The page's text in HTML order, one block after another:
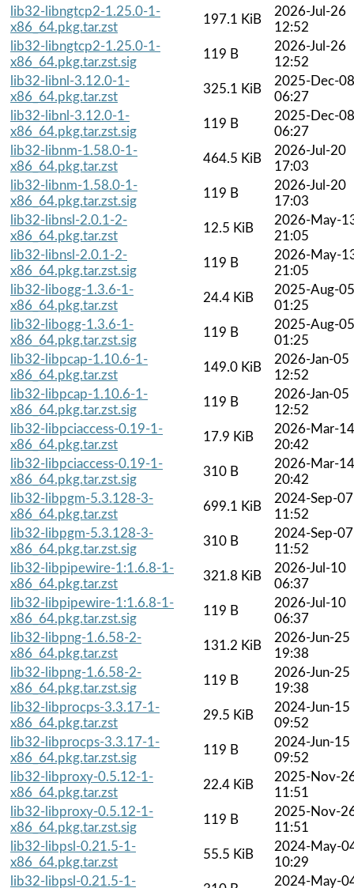
lib32-libngtcp2-1.25.0-1-
x86_64.pkg.tar.zst
197.1 KiB
2026-Jul-26
12:52
lib32-libngtcp2-1.25.0-1-
x86_64.pkg.tar.zst.sig
119 B
2026-Jul-26
12:52
lib32-libnl-3.12.0-1-
x86_64.pkg.tar.zst
325.1 KiB
2025-Dec-08
06:27
lib32-libnl-3.12.0-1-
x86_64.pkg.tar.zst.sig
119 B
2025-Dec-08
06:27
lib32-libnm-1.58.0-1-
x86_64.pkg.tar.zst
464.5 KiB
2026-Jul-20
17:03
lib32-libnm-1.58.0-1-
x86_64.pkg.tar.zst.sig
119 B
2026-Jul-20
17:03
lib32-libnsl-2.0.1-2-
x86_64.pkg.tar.zst
12.5 KiB
2026-May-
21:05
lib32-libnsl-2.0.1-2-
x86_64.pkg.tar.zst.sig
119 B
2026-May-
21:05
lib32-libogg-1.3.6-1-
x86_64.pkg.tar.zst
24.4 KiB
2025-Aug-05
01:25
lib32-libogg-1.3.6-1-
x86_64.pkg.tar.zst.sig
119 B
2025-Aug-05
01:25
lib32-libpcap-1.10.6-1-
x86_64.pkg.tar.zst
149.0 KiB
2026-Jan-05
12:52
lib32-libpcap-1.10.6-1-
x86_64.pkg.tar.zst.sig
119 B
2026-Jan-05
12:52
lib32-libpciaccess-0.19-1-
x86_64.pkg.tar.zst
17.9 KiB
2026-Mar-14
20:42
lib32-libpciaccess-0.19-1-
x86_64.pkg.tar.zst.sig
310 B
2026-Mar-14
20:42
lib32-libpgm-5.3.128-3-
x86_64.pkg.tar.zst
699.1 KiB
2024-Sep-07
11:52
lib32-libpgm-5.3.128-3-
x86_64.pkg.tar.zst.sig
310 B
2024-Sep-07
11:52
lib32-libpipewire-1:1.6.8-1-
x86_64.pkg.tar.zst
321.8 KiB
2026-Jul-10
06:37
lib32-libpipewire-1:1.6.8-1-
x86_64.pkg.tar.zst.sig
119 B
2026-Jul-10
06:37
lib32-libpng-1.6.58-2-
x86_64.pkg.tar.zst
131.2 KiB
2026-Jun-25
19:38
lib32-libpng-1.6.58-2-
x86_64.pkg.tar.zst.sig
119 B
2026-Jun-25
19:38
lib32-libprocps-3.3.17-1-
x86_64.pkg.tar.zst
29.5 KiB
2024-Jun-15
09:52
lib32-libprocps-3.3.17-1-
x86_64.pkg.tar.zst.sig
119 B
2024-Jun-15
09:52
lib32-libproxy-0.5.12-1-
x86_64.pkg.tar.zst
22.4 KiB
2025-Nov-
11:51
lib32-libproxy-0.5.12-1-
x86_64.pkg.tar.zst.sig
119 B
2025-Nov-
11:51
lib32-libpsl-0.21.5-1-
x86_64.pkg.tar.zst
55.5 KiB
2024-May-
10:29
lib32-libpsl-0.21.5-1-
2024-May-